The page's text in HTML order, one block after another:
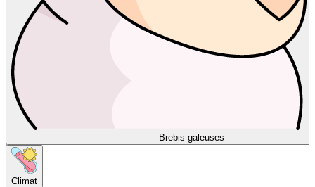
Brebis galeuses
Climat